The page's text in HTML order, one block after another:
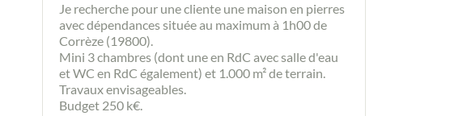
Je recherche pour une cliente une maison en pierres
avec dépendances située au maximum à 1h00 de
Corrèze (19800).
Mini 3 chambres (dont une en RdC avec salle d'eau
et WC en RdC également) et 1.000 m² de terrain.
Travaux envisageables.
Budget 250 k€.